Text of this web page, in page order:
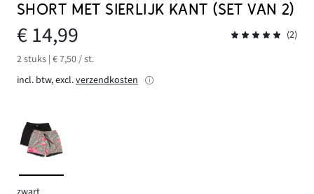
SHORT MET SIERLIJK KANT (SET VAN 2)
€ 14,99
(2)
2 stuks | € 7,50 / st.
incl. btw, excl.verzendkosten